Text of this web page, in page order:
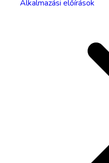
Alkalmazási előírások